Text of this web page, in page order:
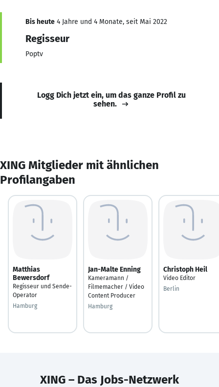
Bis heute 4 Jahre und 4 Monate, seit Mai 2022
Regisseur
Poptv
Logg Dich jetzt ein, um das ganze Profil zu
sehen.
XING Mitglieder mit ähnlichen
Profilangaben
Matthias
Bewersdorf
Regisseur und Sende-
Operator
Hamburg
Jan-Malte Enning
Kameramann /
Filmemacher / Video
Content Producer
Hamburg
Christoph Heil
Video Editor
Berlin
XING – Das Jobs-Netzwerk